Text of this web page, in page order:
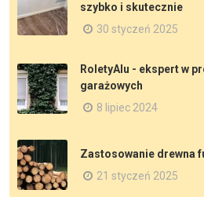
szybko i skutecznie
30 styczeń 2025
RoletyAlu - ekspert w
garażowych
8 lipiec 2024
Zastosowanie drewna
21 styczeń 2025